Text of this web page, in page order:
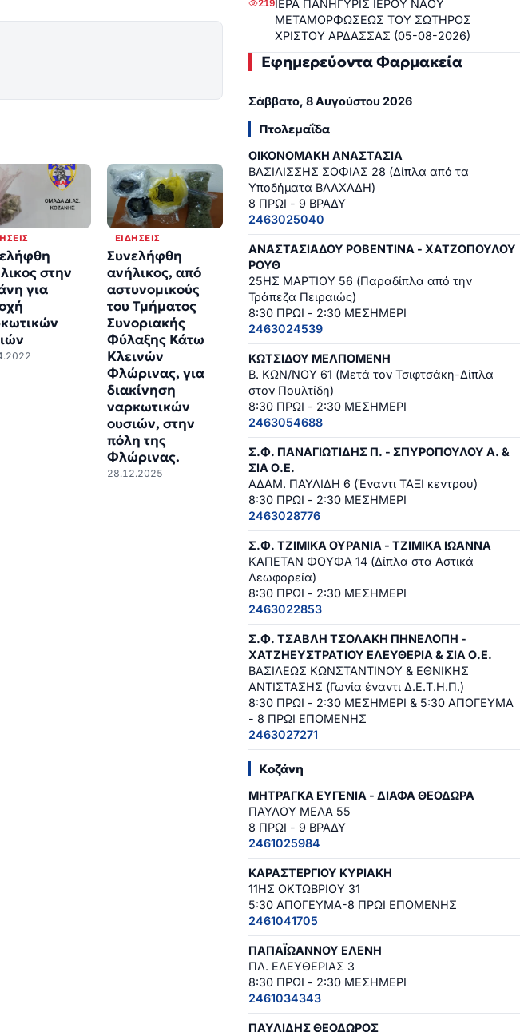
στην
για
ΕΙΔΉΣΕΙΣ
Συνελήφθη
ανήλικος, από
αστυνομικούς
του Τμήματος
Συνοριακής
Φύλαξης Κάτω
Κλεινών
Φλώρινας, για
διακίνηση
ναρκωτικών
ουσιών, στην
πόλη της
Φλώρινας.
28.12.2025
219ΙΕΡΑ ΠΑΝΗΓΥΡΙΣ ΙΕΡΟΥ ΝΑΟΥ
ΜΕΤΑΜΟΡΦΩΣΕΩΣ ΤΟΥ ΣΩΤΗΡΟΣ
ΧΡΙΣΤΟΥ ΑΡΔΑΣΣΑΣ (05-08-2026)
Εφημερεύοντα Φαρμακεία
Σάββατο, 8 Αυγούστου 2026
Πτολεμαΐδα
ΟΙΚΟΝΟΜΑΚΗ ΑΝΑΣΤΑΣΙΑ
ΒΑΣΙΛΙΣΣΗΣ ΣΟΦΙΑΣ 28 (Δίπλα από τα
Υποδήματα ΒΛΑΧΑΔΗ)
8 ΠΡΩΙ - 9 ΒΡΑΔΥ
2463025040
ΑΝΑΣΤΑΣΙΑΔΟΥ ΡΟΒΕΝΤΙΝΑ - ΧΑΤΖΟΠΟΥΛΟΥ
ΡΟΥΘ
25ΗΣ ΜΑΡΤΙΟΥ 56 (Παραδίπλα από την
Τράπεζα Πειραιώς)
8:30 ΠΡΩΙ - 2:30 ΜΕΣΗΜΕΡΙ
2463024539
ΚΩΤΣΙΔΟΥ ΜΕΛΠΟΜΕΝΗ
Β. ΚΩΝ/ΝΟΥ 61 (Μετά τον Τσιφτσάκη-Δίπλα
στον Πουλτίδη)
8:30 ΠΡΩΙ - 2:30 ΜΕΣΗΜΕΡΙ
2463054688
Σ.Φ. ΠΑΝΑΓΙΩΤΙΔΗΣ Π. - ΣΠΥΡΟΠΟΥΛΟΥ Α. &
ΣΙΑ Ο.Ε.
ΑΔΑΜ. ΠΑΥΛΙΔΗ 6 (Έναντι ΤΑΞΙ κεντρου)
8:30 ΠΡΩΙ - 2:30 ΜΕΣΗΜΕΡΙ
2463028776
Σ.Φ. ΤΖΙΜΙΚΑ ΟΥΡΑΝΙΑ - ΤΖΙΜΙΚΑ ΙΩΑΝΝΑ
ΚΑΠΕΤΑΝ ΦΟΥΦΑ 14 (Δίπλα στα Αστικά
Λεωφορεία)
8:30 ΠΡΩΙ - 2:30 ΜΕΣΗΜΕΡΙ
2463022853
Σ.Φ. ΤΣΑΒΛΗ ΤΣΟΛΑΚΗ ΠΗΝΕΛΟΠΗ -
ΧΑΤΖΗΕΥΣΤΡΑΤΙΟΥ ΕΛΕΥΘΕΡΙΑ & ΣΙΑ Ο.Ε.
ΒΑΣΙΛΕΩΣ ΚΩΝΣΤΑΝΤΙΝΟΥ & ΕΘΝΙΚΗΣ
ΑΝΤΙΣΤΑΣΗΣ (Γωνία έναντι Δ.Ε.Τ.Η.Π.)
8:30 ΠΡΩΙ - 2:30 ΜΕΣΗΜΕΡΙ & 5:30 ΑΠΟΓΕΥΜΑ
- 8 ΠΡΩΙ ΕΠΟΜΕΝΗΣ
2463027271
Κοζάνη
ΜΗΤΡΑΓΚΑ ΕΥΓΕΝΙΑ - ΔΙΑΦΑ ΘΕΟΔΩΡΑ
ΠΑΥΛΟΥ ΜΕΛΑ 55
8 ΠΡΩΙ - 9 ΒΡΑΔΥ
2461025984
ΚΑΡΑΣΤΕΡΓΙΟΥ ΚΥΡΙΑΚΗ
11ΗΣ ΟΚΤΩΒΡΙΟΥ 31
5:30 ΑΠΟΓΕΥΜΑ-8 ΠΡΩΙ ΕΠΟΜΕΝΗΣ
2461041705
ΠΑΠΑΪΩΑΝΝΟΥ ΕΛΕΝΗ
ΠΛ. ΕΛΕΥΘΕΡΙΑΣ 3
8:30 ΠΡΩΙ - 2:30 ΜΕΣΗΜΕΡΙ
2461034343
ΠΑΥΛΙΔΗΣ ΘΕΟΔΩΡΟΣ